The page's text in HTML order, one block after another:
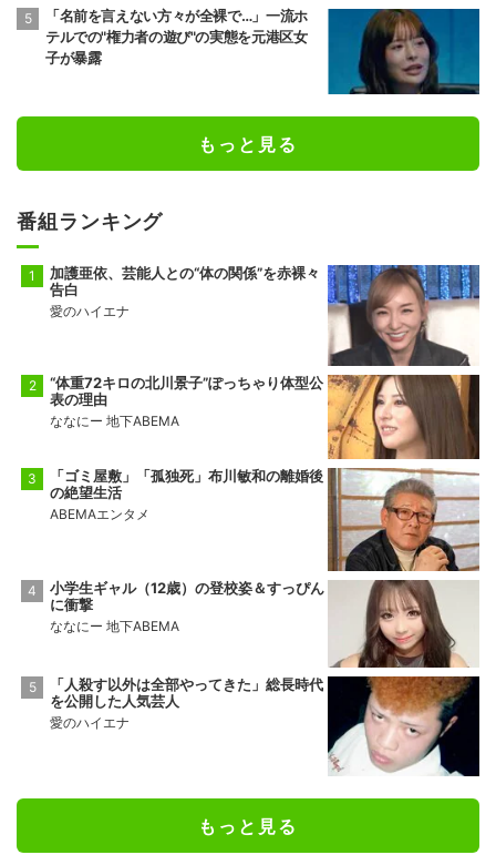
「名前を言えない方々が全裸で…」一流ホ
テルでの"権力者の遊び"の実態を元港区女
子が暴露
もっと見る
番組ランキング
加護亜依、芸能人との“体の関係”を赤裸々
告白
愛のハイエナ
“体重72キロの北川景子”ぽっちゃり体型公
表の理由
ななにー 地下ABEMA
「ゴミ屋敷」「孤独死」布川敏和の離婚後
の絶望生活
ABEMAエンタメ
小学生ギャル（12歳）の登校姿＆すっぴん
に衝撃
ななにー 地下ABEMA
「人殺す以外は全部やってきた」総長時代
を公開した人気芸人
愛のハイエナ
もっと見る